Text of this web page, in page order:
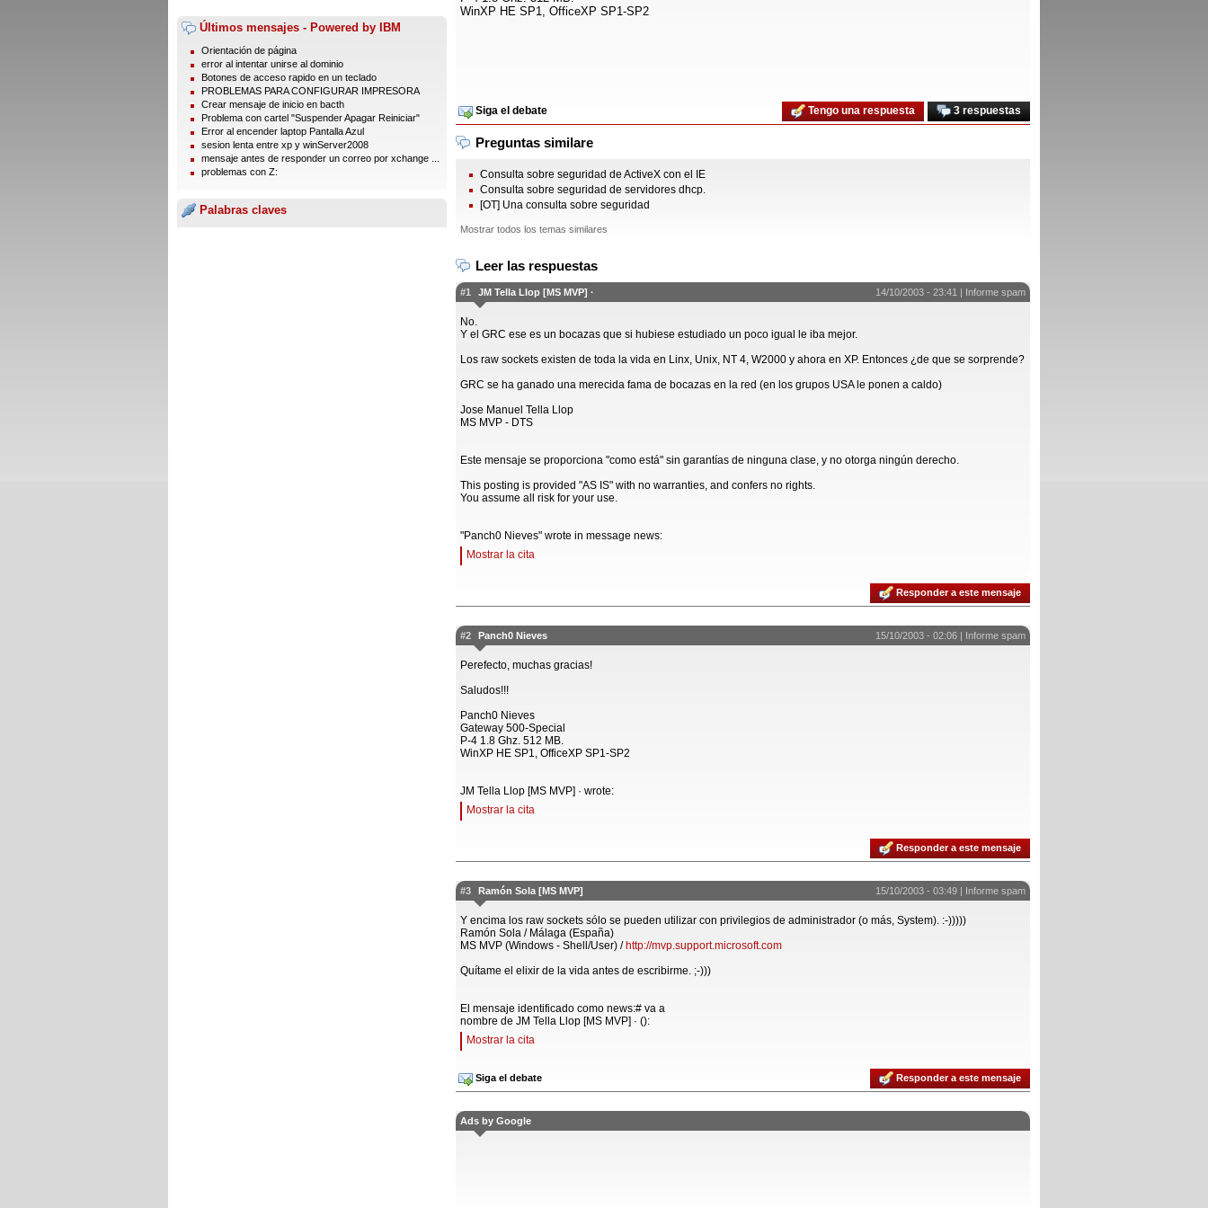
Últimos mensajes - Powered by IBM
Orientación de página
error al intentar unirse al dominio
Botones de acceso rapido en un teclado
PROBLEMAS PARA CONFIGURAR IMPRESORA
Crear mensaje de inicio en bacth
Problema con cartel "Suspender Apagar Reiniciar"
Error al encender laptop Pantalla Azul
sesion lenta entre xp y winServer2008
mensaje antes de responder un correo por xchange ...
problemas con Z:
Palabras claves
WinXP HE SP1, OfficeXP SP1-SP2
Siga el debate 3 respuestas
Tengo una respuesta
Preguntas similare
Consulta sobre seguridad de ActiveX con el IE
Consulta sobre seguridad de servidores dhcp.
[OT] Una consulta sobre seguridad
Mostrar todos los temas similares
Leer las respuestas
#1 JM Tella Llop [MS MVP] · 14/10/2003 - 23:41 | Informe spam
No.
Y el GRC ese es un bocazas que si hubiese estudiado un poco igual le iba mejor.
Los raw sockets existen de toda la vida en Linx, Unix, NT 4, W2000 y ahora en XP. Entonces ¿de que se sorprende?
GRC se ha ganado una merecida fama de bocazas en la red (en los grupos USA le ponen a caldo)
Jose Manuel Tella Llop
MS MVP - DTS
Este mensaje se proporciona "como está" sin garantías de ninguna clase, y no otorga ningún derecho.
This posting is provided "AS IS" with no warranties, and confers no rights.
You assume all risk for your use.
"Panch0 Nieves" wrote in message news:
Mostrar la cita
Responder a este mensaje
#2 Panch0 Nieves 15/10/2003 - 02:06 | Informe spam
Perefecto, muchas gracias!
Saludos!!!
Panch0 Nieves
Gateway 500-Special
P-4 1.8 Ghz. 512 MB.
WinXP HE SP1, OfficeXP SP1-SP2
JM Tella Llop [MS MVP] · wrote:
Mostrar la cita
Responder a este mensaje
#3 Ramón Sola [MS MVP] 15/10/2003 - 03:49 | Informe spam
Y encima los raw sockets sólo se pueden utilizar con privilegios de administrador (o más, System). :-)))))
Ramón Sola / Málaga (España)
MS MVP (Windows - Shell/User) / http://mvp.support.microsoft.com
Quítame el elixir de la vida antes de escribirme. ;-)))
El mensaje identificado como news:# va a
nombre de JM Tella Llop [MS MVP] · ():
Mostrar la cita
Siga el debate Responder a este mensaje
Ads by Google